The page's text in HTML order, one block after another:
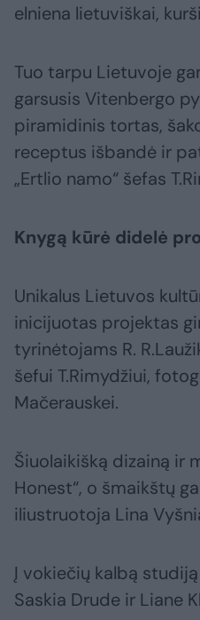
elniena lietuviškai,
Tuo tarpu Lietuvoje
garsusis Vitenbergo
piramidinis tortas,
receptus išbandė ir
„Ertlio namo“ šefas
Knygą kūrė didelė
Unikalus Lietuvos
inicijuotas projektas
tyrinėtojams R.
šefui T.Rimydžiui,
Mačerauskei.
Šiuolaikišką dizainą ir
Honest“, o šmaikštų
iliustruotoja Lina
Į vokiečių kalbą
Saskia Drude ir Liane